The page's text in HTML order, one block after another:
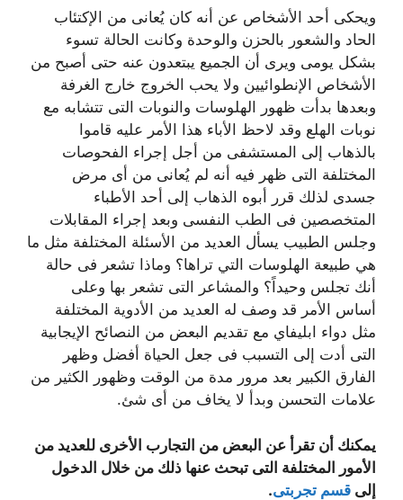
ويحكى أحد الأشخاص عن أنه كان يُعانى من الإكتئاب
الحاد والشعور بالحزن والوحدة وكانت الحالة تسوء
بشكل يومى ويرى أن الجميع يبتعدون عنه حتى أصبح من
الأشخاص الإنطوائيين ولا يحب الخروج خارج الغرفة
وبعدها بدأت ظهور الهلوسات والنوبات التى تتشابه مع
نوبات الهلع وقد لاحظ الأباء هذا الأمر عليه قاموا
بالذهاب إلى المستشفى من أجل إجراء الفحوصات
المختلفة التى ظهر فيه أنه لم يُعانى من أى مرض
جسدى لذلك قرر أبوه الذهاب إلى أحد الأطباء
المتخصصين فى الطب النفسى وبعد إجراء المقابلات
وجلس الطبيب يسأل العديد من الأسئلة المختلفة مثل ما
هي طبيعة الهلوسات التي تراها؟ وماذا تشعر فى حالة
أنك تجلس وحيداً؟ والمشاعر التى تشعر بها وعلى
أساس الأمر قد وصف له العديد من الأدوية المختلفة
مثل دواء ابليفاي مع تقديم البعض من النصائح الإيجابية
التى أدت إلى التسبب فى جعل الحياة أفضل وظهر
الفارق الكبير بعد مرور مدة من الوقت وظهور الكثير من
علامات التحسن وبدأ لا يخاف من أى شئ.
يمكنك أن تقرأ عن البعض من التجارب الأخرى للعديد من
الأمور المختلفة التى تبحث عنها ذلك من خلال الدخول
إلى قسم تجربتى.